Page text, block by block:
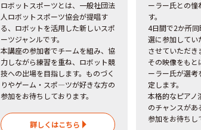
ロボットスポーツとは、一般社団法
人ロボットスポーツ協会が提唱す
る、ロボットを活用した新しいスポ
ーツジャンルです。
本講座の参加者でチームを組み、協
力しながら練習を重ね、ロボット競
技への出場を目指します。ものづく
りやゲーム・スポ―ツが好きな方の
参加をお待ちしております。
詳しくはこちら
ーラー氏との憧
す。
4日間で2か所
選に参加してい
させていただき
その映像をもと
ーラー氏が選考
定します。
本格的なピアノ
のチャンスがあ
参加をお待ちし